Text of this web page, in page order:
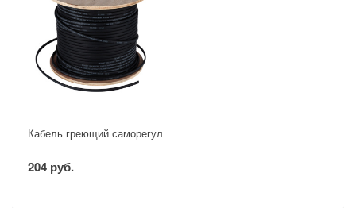
Кабель греющий саморегулирующийся для труб, водостоков,
204 руб.